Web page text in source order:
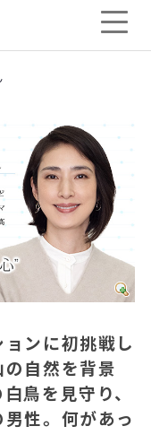
ョンに初挑戦し
自然を背景
鳥を見守り、
性。何があっ